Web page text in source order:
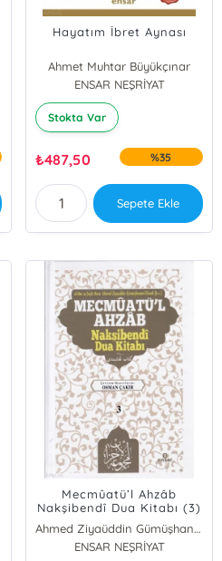
Hayatım İbret Aynası
Ahmet Muhtar Büyükçınar
ENSAR NEŞRİYAT
Stokta Var
₺487,50 %35
Sepete Ekle
Mecmûatü’l Ahzâb
Nakşibendî Dua Kitabı (3)
Ahmed Ziyaüddin Gümüşhanevi
ENSAR NEŞRİYAT